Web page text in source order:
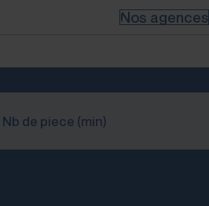
Nos agences
Nb de piece (min)